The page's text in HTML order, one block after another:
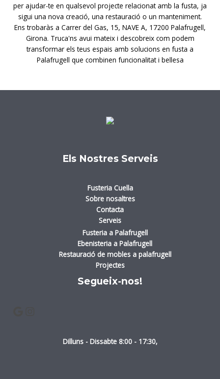
per ajudar-te en qualsevol projecte relacionat amb la fusta, ja
sigui una nova creació, una restauració o un manteniment.
Ens trobaràs a Carrer del Gas, 15, NAVE A, 17200 Palafrugell,
Girona. Truca'ns avui mateix i descobreix com podem
transformar els teus espais amb solucions en fusta a
Palafrugell que combinen funcionalitat i bellesa
Els Nostres Serveis
Fusteria Cuella
Sobre nosaltres
Contacta
Serveis
Fusteria a Palafrugell
Ebenisteria a Palafrugell
Restauració de mobles a palafrugell
Projectes
Segueix-nos!
Dilluns - Dissabte 8:00 - 17:30,